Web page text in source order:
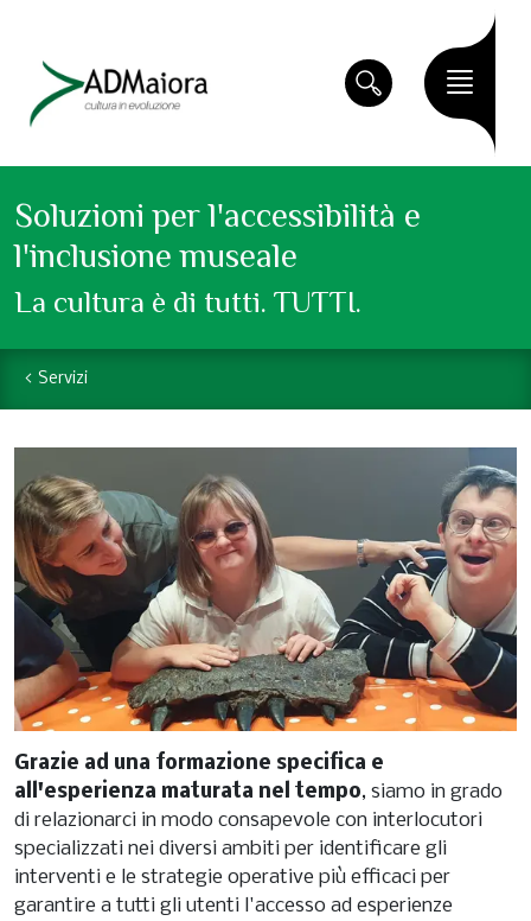
Soluzioni per l'accessibilità e
l'inclusione museale
La cultura è di tutti. TUTTI.
Servizi
Grazie ad una formazione specifica e
all'esperienza maturata nel tempo, siamo in grado
di relazionarci in modo consapevole con interlocutori
specializzati nei diversi ambiti per identificare gli
interventi e le strategie operative più efficaci per
garantire a tutti gli utenti l'accesso ad esperienze